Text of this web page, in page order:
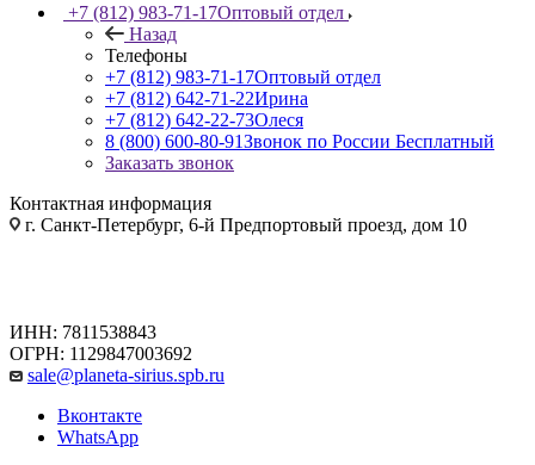
+7 (812) 983-71-17Оптовый отдел
Назад
Телефоны
+7 (812) 983-71-17Оптовый отдел
+7 (812) 642-71-22Ирина
+7 (812) 642-22-73Олеся
8 (800) 600-80-91Звонок по России Бесплатный
Заказать звонок
Контактная информация
г. Санкт-Петербург, 6-й Предпортовый проезд, дом 10
ИНН: 7811538843
ОГРН: 1129847003692
sale@planeta-sirius.spb.ru
Вконтакте
WhatsApp